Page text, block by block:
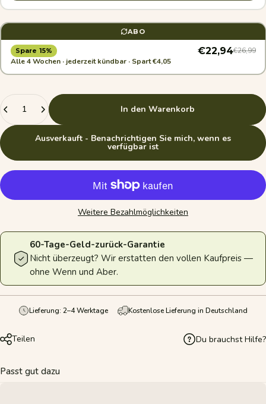
ABO
Spare 15% €22,94€26,99
Alle 4 Wochen · jederzeit kündbar · Spart €4,05
Anzahl
In den Warenkorb
Ausverkauft - Benachrichtigen Sie mich, wenn es
verfügbar ist
Weitere Bezahlmöglichkeiten
60-Tage-Geld-zurück-Garantie
Nicht überzeugt? Wir erstatten den vollen Kaufpreis —
ohne Wenn und Aber.
Lieferung: 2–4 Werktage Kostenlose Lieferung in Deutschland
Teilen Du brauchst Hilfe?
Passt gut dazu